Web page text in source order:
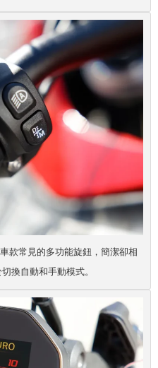
款常見的多功能旋鈕，簡潔卻相
換自動和手動模式。